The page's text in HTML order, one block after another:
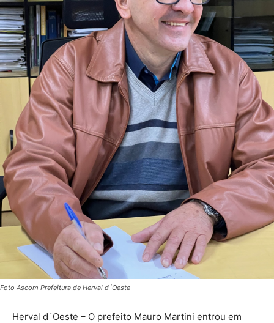
Foto Ascom Prefeitura de Herval d´Oeste
Herval d´Oeste – O prefeito Mauro Martini entrou em